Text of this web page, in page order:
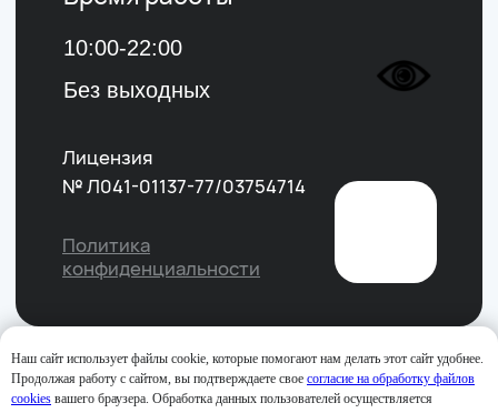
Наш сайт использует файлы cookie, которые помогают нам делать этот сайт удобнее.
Продолжая работу с сайтом, вы подтверждаете свое согласие на обработку файлов
cookies вашего браузера. Обработка данных пользователей осуществляется